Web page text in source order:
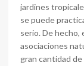
jardines
se puede
serio. De hecho,
asociaciones
gran cantidad